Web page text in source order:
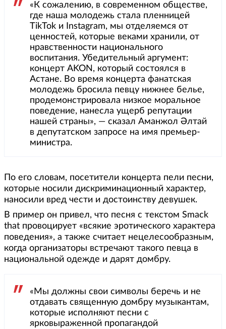
«К сожалению, в современном обществе,
где наша молодежь стала пленницей
ТikТоk и Instagram, мы отделяемся от
ценностей, которые веками хранили, от
нравственности национального
воспитания. Убедительный аргумент:
концерт AKON, который состоялся в
Астане. Во время концерта фанатская
молодежь бросила певцу нижнее белье,
продемонстрировала низкое моральное
поведение, нанесла ущерб репутации
нашей страны», — сказал Аманжол Әлтай
в депутатском запросе на имя премьер-
министра.
По его словам, посетители концерта пели песни,
которые носили дискриминационный характер,
наносили вред чести и достоинству девушек.
В пример он привел, что песня с текстом Smack
that провоцирует «всякие эротического характера
поведения», а также считает нецелесообразным,
когда организаторы встречают такого певца в
национальной одежде и дарят домбру.
«Мы должны свои символы беречь и не
отдавать священную домбру музыкантам,
которые исполняют песни с
ярковыраженной пропагандой